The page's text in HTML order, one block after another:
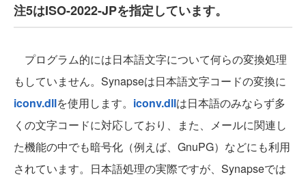
注5はISO-2022-JPを指定しています。
プログラム的には日本語文字について何らの変換処理
もしていません。Synapseは日本語文字コードの変換に
iconv.dllを使用します。 iconv.dllは日本語のみならず多
くの文字コードに対応しており、また、メールに関連し
た機能の中でも暗号化（例えば、GnuPG）などにも利用
されています。日本語処理の実際ですが、Synapseでは